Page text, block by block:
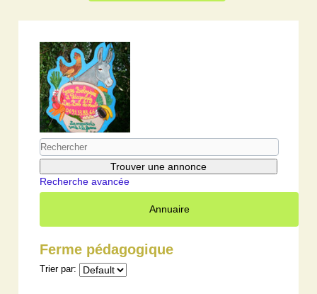
Recherche avancée
Annuaire
Ferme pédagogique
Trier par: